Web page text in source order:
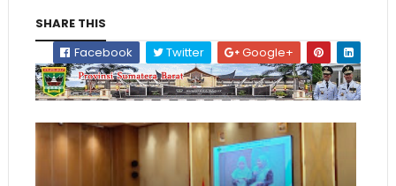
SHARE THIS
Facebook
Twitter Google+